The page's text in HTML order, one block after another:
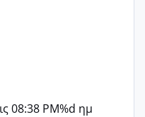
08:38 PM%d ημ